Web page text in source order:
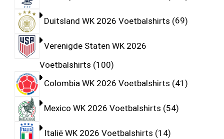
Duitsland WK 2026 Voetbalshirts 69
Verenigde Staten WK 2026
Voetbalshirts 100
Colombia WK 2026 Voetbalshirts 41
Mexico WK 2026 Voetbalshirts 54
Italië WK 2026 Voetbalshirts 14